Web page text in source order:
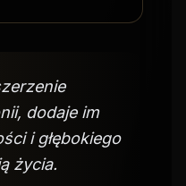
dodaje im
i głębokiego
życia.